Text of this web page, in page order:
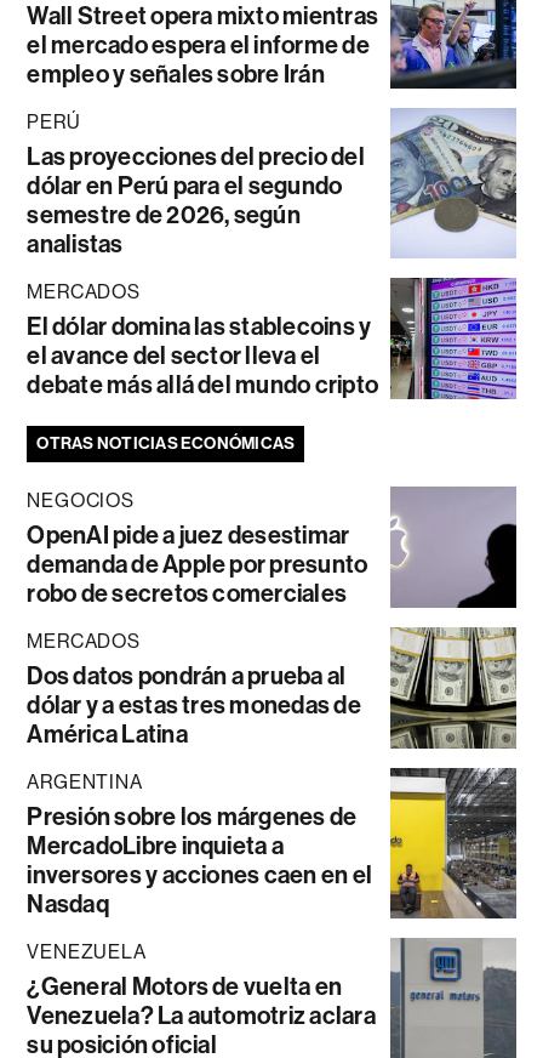
Wall Street opera mixto mientras
el mercado espera el informe de
empleo y señales sobre Irán
PERÚ
Las proyecciones del precio del
dólar en Perú para el segundo
semestre de 2026, según
analistas
MERCADOS
El dólar domina las stablecoins y
el avance del sector lleva el
debate más allá del mundo cripto
OTRAS NOTICIAS ECONÓMICAS
NEGOCIOS
OpenAI pide a juez desestimar
demanda de Apple por presunto
robo de secretos comerciales
MERCADOS
Dos datos pondrán a prueba al
dólar y a estas tres monedas de
América Latina
ARGENTINA
Presión sobre los márgenes de
MercadoLibre inquieta a
inversores y acciones caen en el
Nasdaq
VENEZUELA
¿General Motors de vuelta en
Venezuela? La automotriz aclara
su posición oficial